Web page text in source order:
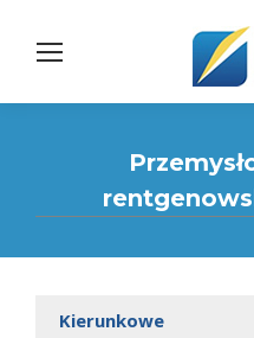
Kierunkowe